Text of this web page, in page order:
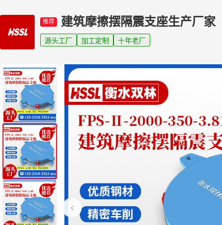
推荐 建筑摩擦摆隔震支座生产厂家
源头工厂 加工定制 十年老厂